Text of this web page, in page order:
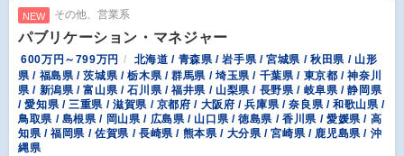
NEW その他、営業系
パブリケーション・マネジャー
600万円～799万円
北海道 / 青森県 / 岩手県 / 宮城県 / 秋田県 / 山形
県 / 福島県 / 茨城県 / 栃木県 / 群馬県 / 埼玉県 / 千葉県 / 東京都 / 神奈川
県 / 新潟県 / 富山県 / 石川県 / 福井県 / 山梨県 / 長野県 / 岐阜県 / 静岡県
/ 愛知県 / 三重県 / 滋賀県 / 京都府 / 大阪府 / 兵庫県 / 奈良県 / 和歌山県 /
鳥取県 / 島根県 / 岡山県 / 広島県 / 山口県 / 徳島県 / 香川県 / 愛媛県 / 高
知県 / 福岡県 / 佐賀県 / 長崎県 / 熊本県 / 大分県 / 宮崎県 / 鹿児島県 / 沖
縄県